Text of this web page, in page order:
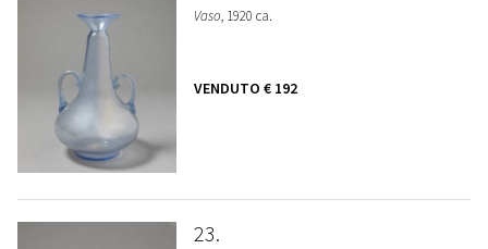
Vaso, 1920 ca.
VENDUTO € 192
23